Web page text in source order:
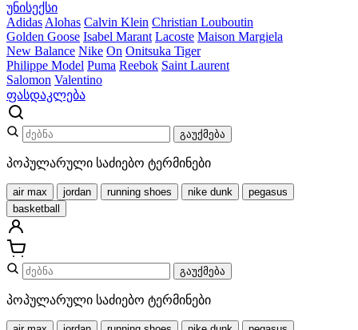
უნისექსი
Adidas Alohas Calvin Klein Christian Louboutin
Golden Goose Isabel Marant Lacoste Maison Margiela
New Balance Nike On Onitsuka Tiger
Philippe Model Puma Reebok Saint Laurent
Salomon Valentino
ფასდაკლება
გაუქმება
პოპულარული საძიებო ტერმინები
air max jordan running shoes nike dunk
pegasus
basketball
გაუქმება
პოპულარული საძიებო ტერმინები